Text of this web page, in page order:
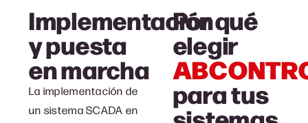
Implementación
y puesta
en marcha
La implementación de
un sistema SCADA en
Por qué
elegir
para tus